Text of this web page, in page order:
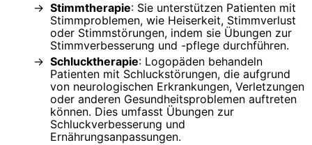
Stimmtherapie: Sie unterstützen Patienten mit
Stimmproblemen, wie Heiserkeit, Stimmverlust
oder Stimmstörungen, indem sie Übungen zur
Stimmverbesserung und -pflege durchführen.
Schlucktherapie: Logopäden behandeln
Patienten mit Schluckstörungen, die aufgrund
von neurologischen Erkrankungen, Verletzungen
oder anderen Gesundheitsproblemen auftreten
können. Dies umfasst Übungen zur
Schluckverbesserung und
Ernährungsanpassungen.